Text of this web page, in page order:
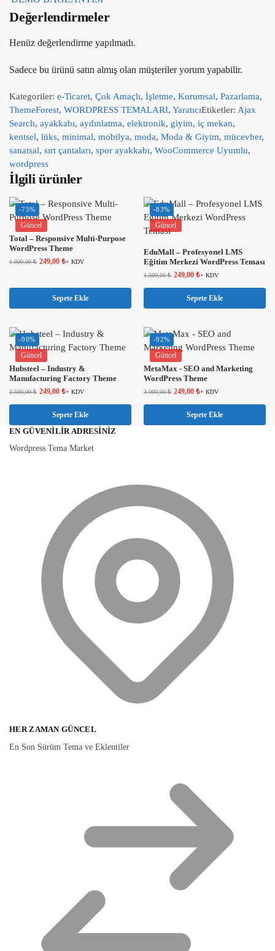
Değerlendirmeler
Henüz değerlendirme yapılmadı.
Sadece bu ürünü satın almış olan müşteriler yorum yapabilir.
Kategoriler: e-Ticaret, Çok Amaçlı, İşletme, Kurumsal, Pazarlama,
ThemeForest, WORDPRESS TEMALARI, YaratıcıEtiketler: Ajax
Search, ayakkabı, aydınlatma, elektronik, giyim, iç mekan,
kentsel, lüks, minimal, mobilya, moda, Moda & Giyim, mücevher,
sanatsal, sırt çantaları, spor ayakkabı, WooCommerce Uyumlu,
wordpress
İlgili ürünler
-75%
Güncel
Total – Responsive Multi-Purpose
WordPress Theme
1.000,00₺ 249,00 ₺+ KDV
Sepete Ekle
-83%
Güncel
EduMall – Profesyonel LMS
Eğitim Merkezi WordPress Teması
1.500,00₺ 249,00 ₺+ KDV
Sepete Ekle
-90%
Güncel
Hubsteel – Industry &
Manufacturing Factory Theme
2.500,00₺ 249,00 ₺+ KDV
Sepete Ekle
-92%
Güncel
MetaMax - SEO and Marketing
WordPress Theme
3.000,00₺ 249,00 ₺+ KDV
Sepete Ekle
EN GÜVENILIR ADRESINIZ
Wordpress Tema Market
HER ZAMAN GÜNCEL
En Son Sürüm Tema ve Eklentiler